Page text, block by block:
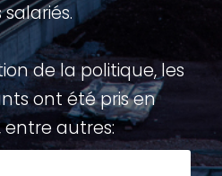
salariés.
de la politique, les
ont été pris en
autres: